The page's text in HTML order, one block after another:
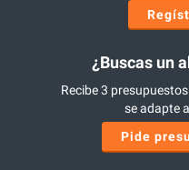
¿Buscas un
Recibe 3
se adapte
Pide